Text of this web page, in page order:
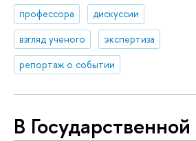
профессора
дискуссии
взгляд ученого
экспертиза
репортаж о событии
В